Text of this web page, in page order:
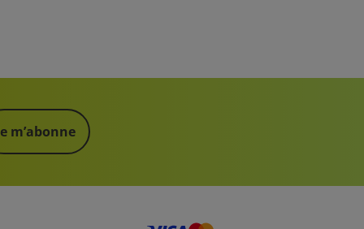
m’abonne